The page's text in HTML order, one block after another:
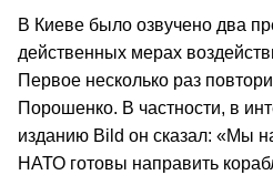
В Киеве было озвучено два
действенных мерах
Первое несколько раз
Порошенко. В частности, в
изданию Bild он сказал: «Мы
НАТО готовы направить